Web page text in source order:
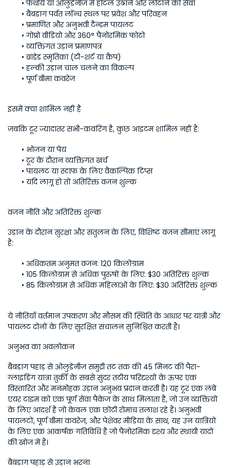
फेथीये या ओलुडेनीज़ में होटल उठाने और लौटाने की सेवा
बैबडाग पर्वत लॉन्च स्थल पर प्रवेश और परिवहन
प्रमाणित और अनुभवी टैन्डम पायलट
गोप्रो वीडियो और 360° पैनोरमिक फोटो
व्यक्तिगत उड़ान प्रमाणपत्र
ब्रांडेड स्मृतिका (टी-शर्ट या कैप)
हल्की उड़ान चाल चलने का विकल्प
पूर्ण बीमा कवरेज
इसमें क्या शामिल नहीं है
जबकि टूर ज्यादातर सभी-कवरिंग है, कुछ आइटम शामिल नहीं हैं:
भोजन या पेय
टूर के दौरान व्यक्तिगत खर्च
पायलट या स्टाफ के लिए वैकल्पिक टिप्स
यदि लागू हो तो अतिरिक्त वजन शुल्क
वजन नीति और अतिरिक्त शुल्क
उड़ान के दौरान सुरक्षा और संतुलन के लिए, विशिष्ट वजन सीमाएं लागू
हैं:
अधिकतम अनुमत वजन: 120 किलोग्राम
105 किलोग्राम से अधिक पुरुषों के लिए: $30 अतिरिक्त शुल्क
85 किलोग्राम से अधिक महिलाओं के लिए: $30 अतिरिक्त शुल्क
ये नीतियाँ वर्तमान उपकरण और मौसम की स्थिति के आधार पर यात्री और
पायलट दोनों के लिए सुरक्षित संचालन सुनिश्चित करती हैं।
अनुभव का अवलोकन
बैबडाग पहाड़ से ओलुडेनीज़ समुद्री तट तक की 45 मिनट की पैरा-
ग्लाइडिंग यात्रा तुर्की के सबसे सुंदर तटीय परिदृश्यों के ऊपर एक
विस्तारित और मनमोहक उड़ान अनुभव प्रदान करती है। यह टूर एक लंबे
एयर टाइम को एक पूर्ण सेवा पैकेज के साथ मिलाता है, जो उन व्यक्तियों
के लिए आदर्श है जो केवल एक छोटी रोमांच तलाश रहे हैं। अनुभवी
पायलटों, पूर्ण बीमा कवरेज, और पेशेवर मीडिया के साथ, यह उन यात्रियों
के लिए एक आकर्षक गतिविधि है जो पैनोरमिक दृश्य और स्थायी यादों
की खोज में हैं।
बैबडाग पहाड़ से उड़ान भरना